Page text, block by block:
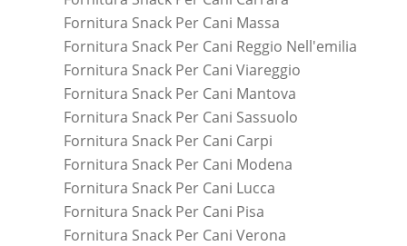
Fornitura Snack Per Cani Massa
Fornitura Snack Per Cani Reggio Nell'emilia
Fornitura Snack Per Cani Viareggio
Fornitura Snack Per Cani Mantova
Fornitura Snack Per Cani Sassuolo
Fornitura Snack Per Cani Carpi
Fornitura Snack Per Cani Modena
Fornitura Snack Per Cani Lucca
Fornitura Snack Per Cani Pisa
Fornitura Snack Per Cani Verona